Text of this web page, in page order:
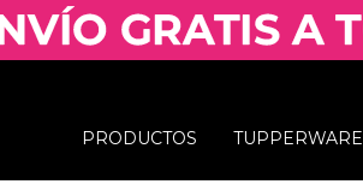
PRODUCTOS TUPPERWARE